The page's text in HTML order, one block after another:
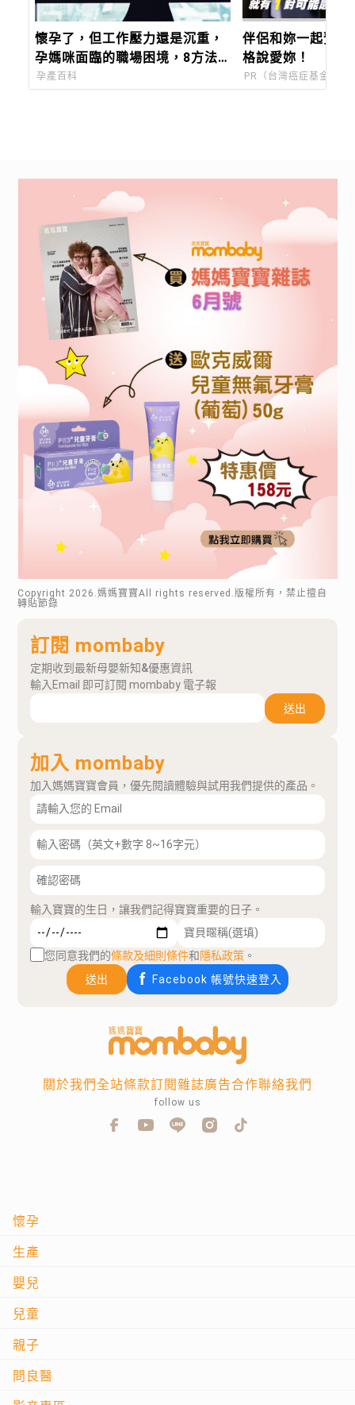
懷孕了，但工作壓力還是沉重，
孕媽咪面臨的職場困境，8方法
助妳好孕
孕產百科
伴侶和妳一起預防
格說愛妳！
PR（台灣癌症基金會）
Copyright 2026 .媽媽寶寶All rights reserved.版權所有，禁止擅自
轉貼節錄
訂閱 mombaby
定期收到最新母嬰新知&優惠資訊
輸入Email 即可訂閱 mombaby 電子報
送出
加入 mombaby
加入媽媽寶寶會員，優先閱讀體驗與試用我們提供的產品。
輸入寶寶的生日，讓我們記得寶寶重要的日子。
您同意我們的條款及細則條件和隱私政策 。
送出
Facebook 帳號快速登入
懷孕
生產
嬰兒
兒童
親子
問良醫
關於我們全站條款訂閱雜誌廣告合作聯絡我們
follow us